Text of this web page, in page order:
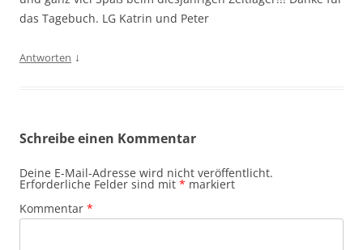
das Tagebuch. LG Katrin und Peter
Antworten ↓
Schreibe einen Kommentar
Deine E-Mail-Adresse wird nicht veröffentlicht.
Erforderliche Felder sind mit * markiert
Kommentar *